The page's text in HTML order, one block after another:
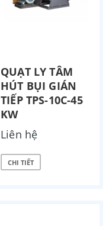
QUẠT LY TÂM
HÚT BỤI GIÁN
TIẾP TPS-10C-45
KW
Liên hệ
CHI TIẾT